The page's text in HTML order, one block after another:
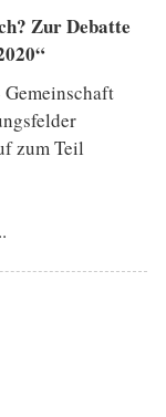
Zur Debatte
zum Teil